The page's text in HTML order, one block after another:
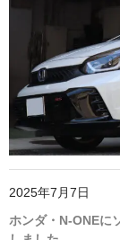
2025年7月7日
ホンダ・N-ONEに